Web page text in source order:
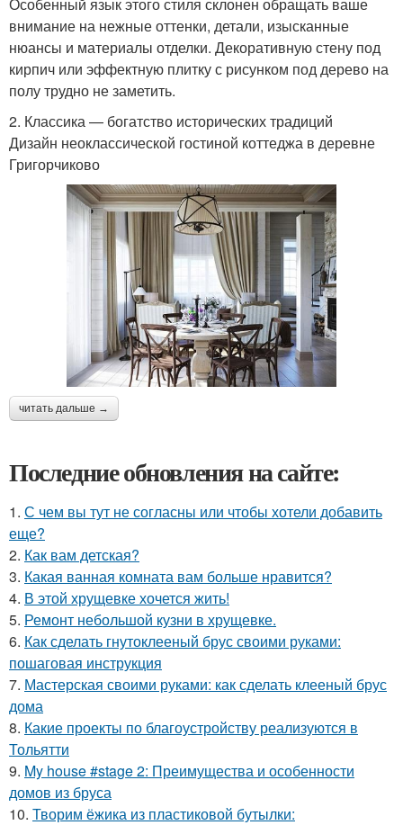
Особенный язык этого стиля склонен обращать ваше
внимание на нежные оттенки, детали, изысканные
нюансы и материалы отделки. Декоративную стену под
кирпич или эффектную плитку с рисунком под дерево на
полу трудно не заметить.
2. Классика — богатство исторических традиций
Дизайн неоклассической гостиной коттеджа в деревне
Григорчиково
читать дальше →
Последние обновления на сайте:
1. С чем вы тут не согласны или чтобы хотели добавить
еще?
2. Как вам детская?
3. Какая ванная комната вам больше нравится?
4. В этой хрущевке хочется жить!
5. Ремонт небольшой кузни в хрущевке.
6. Как сделать гнутоклееный брус своими руками:
пошаговая инструкция
7. Мастерская своими руками: как сделать клееный брус
дома
8. Какие проекты по благоустройству реализуются в
Тольятти
9. My house #stage 2: Преимущества и особенности
домов из бруса
10. Творим ёжика из пластиковой бутылки: